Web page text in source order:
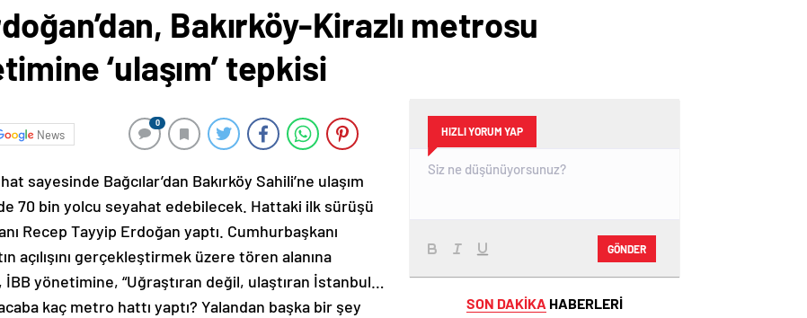
Bakırköy-Kirazlı metrosu
‘ulaşım’ tepkisi
News
0
sayesinde Bağcılar’dan Bakırköy Sahili’ne ulaşım
70 bin yolcu seyahat edebilecek. Hattaki ilk sürüşü
Recep Tayyip Erdoğan yaptı. Cumhurbaşkanı
gerçekleştirmek üzere tören alanına
yönetimine, “Uğraştıran değil, ulaştıran İstanbul…
kaç metro hattı yaptı? Yalandan başka bir şey
HIZLI YORUM YAP
GÖNDER
SON DAKİKA HABERLERİ